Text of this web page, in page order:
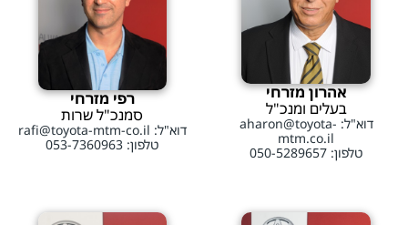
אהרון מזרחי
בעלים ומנכ"ל
דוא"ל: aharon@toyota-
mtm.co.il
טלפון: 050-5289657
רפי מזרחי
סמנכ"ל שרות
דוא"ל: rafi@toyota-mtm-co.il
טלפון: 053-7360963